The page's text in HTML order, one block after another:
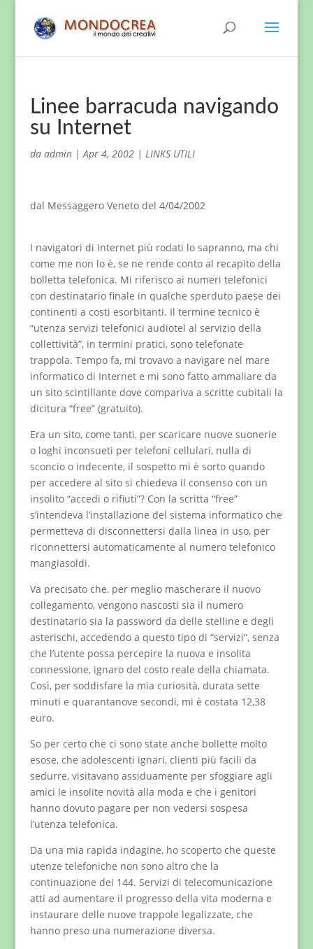
Linee barracuda navigando
su Internet
da admin|Apr 4, 2002| LINKS UTILI
dal Messaggero Veneto del 4/04/2002
I navigatori di Internet più rodati lo sapranno, ma chi
come me non lo è, se ne rende conto al recapito della
bolletta telefonica. Mi riferisco ai numeri telefonici
con destinatario finale in qualche sperduto paese dei
continenti a costi esorbitanti. Il termine tecnico è
“utenza servizi telefonici audiotel al servizio della
collettività”, in termini pratici, sono telefonate
trappola. Tempo fa, mi trovavo a navigare nel mare
informatico di Internet e mi sono fatto ammaliare da
un sito scintillante dove compariva a scritte cubitali la
dicitura “free” (gratuito).
Era un sito, come tanti, per scaricare nuove suonerie
o loghi inconsueti per telefoni cellulari, nulla di
sconcio o indecente, il sospetto mi è sorto quando
per accedere al sito si chiedeva il consenso con un
insolito “accedi o rifiuti”? Con la scritta “free”
s’intendeva l’installazione del sistema informatico che
permetteva di disconnettersi dalla linea in uso, per
riconnettersi automaticamente al numero telefonico
mangiasoldi.
Va precisato che, per meglio mascherare il nuovo
collegamento, vengono nascosti sia il numero
destinatario sia la password da delle stelline e degli
asterischi, accedendo a questo tipo di “servizi”, senza
che l’utente possa percepire la nuova e insolita
connessione, ignaro del costo reale della chiamata.
Così, per soddisfare la mia curiosità, durata sette
minuti e quarantanove secondi, mi è costata 12,38
euro.
So per certo che ci sono state anche bollette molto
esose, che adolescenti ignari, clienti più facili da
sedurre, visitavano assiduamente per sfoggiare agli
amici le insolite novità alla moda e che i genitori
hanno dovuto pagare per non vedersi sospesa
l’utenza telefonica.
Da una mia rapida indagine, ho scoperto che queste
utenze telefoniche non sono altro che la
continuazione dei 144. Servizi di telecomunicazione
atti ad aumentare il progresso della vita moderna e
instaurare delle nuove trappole legalizzate, che
hanno preso una numerazione diversa.